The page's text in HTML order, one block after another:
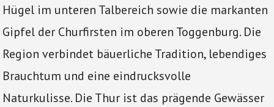
Hügel im unteren Talbereich sowie die markanten
Gipfel der Churfirsten im oberen Toggenburg. Die
Region verbindet bäuerliche Tradition, lebendiges
Brauchtum und eine eindrucksvolle
Naturkulisse. Die Thur ist das prägende Gewässer